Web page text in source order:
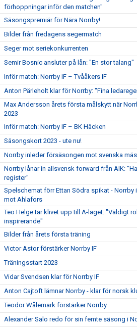
förhoppningar inför den matchen"
Säsongspremiär för Nära Norrby!
Bilder från fredagens segermatch
Seger mot seriekonkurrenten
Semir Bosnic ansluter på lån: "En stor talang"
Inför match: Norrby IF – Tvååkers IF
Anton Pärleholt klar för Norrby: "Fina
Max Andersson årets första målskytt när
2023
Inför match: Norrby IF – BK Häcken
Säsongskort 2023 - ute nu!
Norrby inleder försäsongen mot svenska
Norrby lånar in allsvensk forward från AIK:
register"
Spelschemat förr Ettan Södra spikat - Norrby
mot Ahlafors
Teo Helge tar klivet upp till A-laget: "Väldigt
inspirerande"
Bilder från årets första träning
Victor Astor förstärker Norrby IF
Träningsstart 2023
Vidar Svendsen klar för Norrby IF
Anton Cajtoft lämnar Norrby - klar för norsk
Teodor Wålemark förstärker Norrby
Alexander Salo redo för sin femte säsong i